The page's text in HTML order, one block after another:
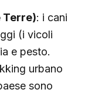
Terre): i cani
(i vicoli
e pesto.
urbano
sono